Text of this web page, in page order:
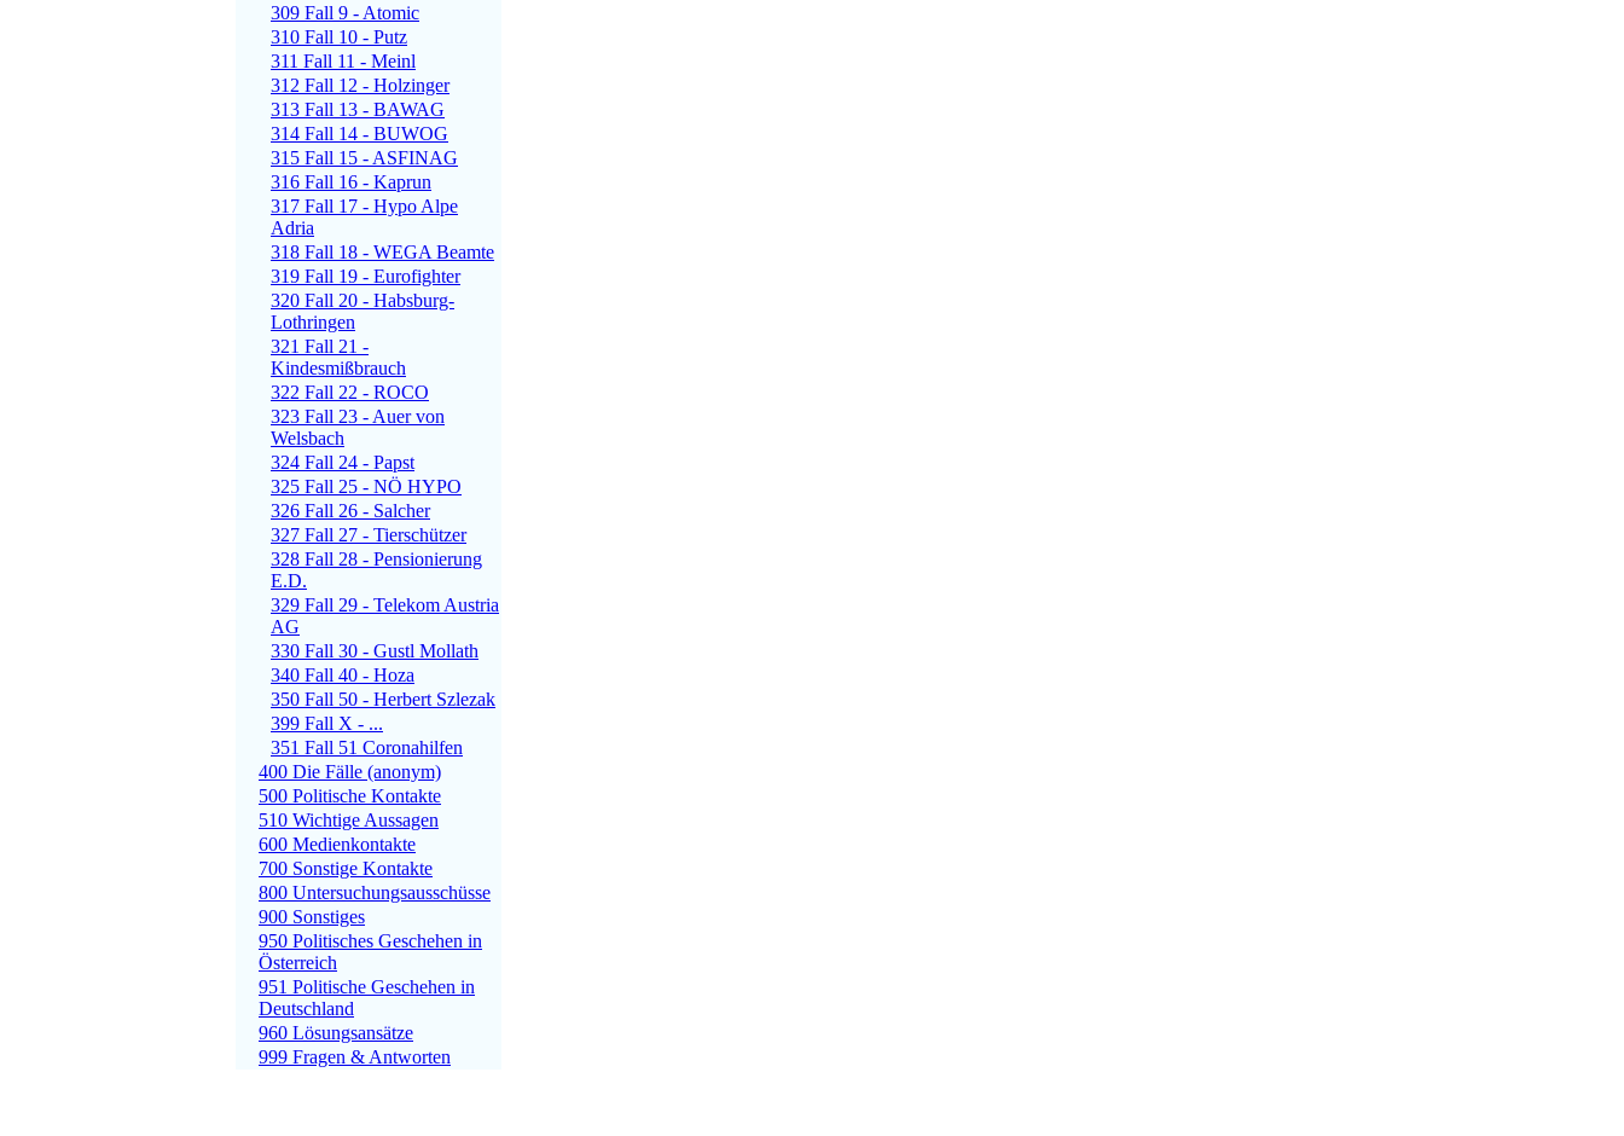
309 Fall 9 - Atomic
310 Fall 10 - Putz
311 Fall 11 - Meinl
312 Fall 12 - Holzinger
313 Fall 13 - BAWAG
314 Fall 14 - BUWOG
315 Fall 15 - ASFINAG
316 Fall 16 - Kaprun
317 Fall 17 - Hypo Alpe
Adria
318 Fall 18 - WEGA Beamte
319 Fall 19 - Eurofighter
320 Fall 20 - Habsburg-
Lothringen
321 Fall 21 -
Kindesmißbrauch
322 Fall 22 - ROCO
323 Fall 23 - Auer von
Welsbach
324 Fall 24 - Papst
325 Fall 25 - NÖ HYPO
326 Fall 26 - Salcher
327 Fall 27 - Tierschützer
328 Fall 28 - Pensionierung
E.D.
329 Fall 29 - Telekom Austria
AG
330 Fall 30 - Gustl Mollath
340 Fall 40 - Hoza
350 Fall 50 - Herbert Szlezak
399 Fall X - ...
351 Fall 51 Coronahilfen
400 Die Fälle (anonym)
500 Politische Kontakte
510 Wichtige Aussagen
600 Medienkontakte
700 Sonstige Kontakte
800 Untersuchungsausschüsse
900 Sonstiges
950 Politisches Geschehen in
Österreich
951 Politische Geschehen in
Deutschland
960 Lösungsansätze
999 Fragen & Antworten